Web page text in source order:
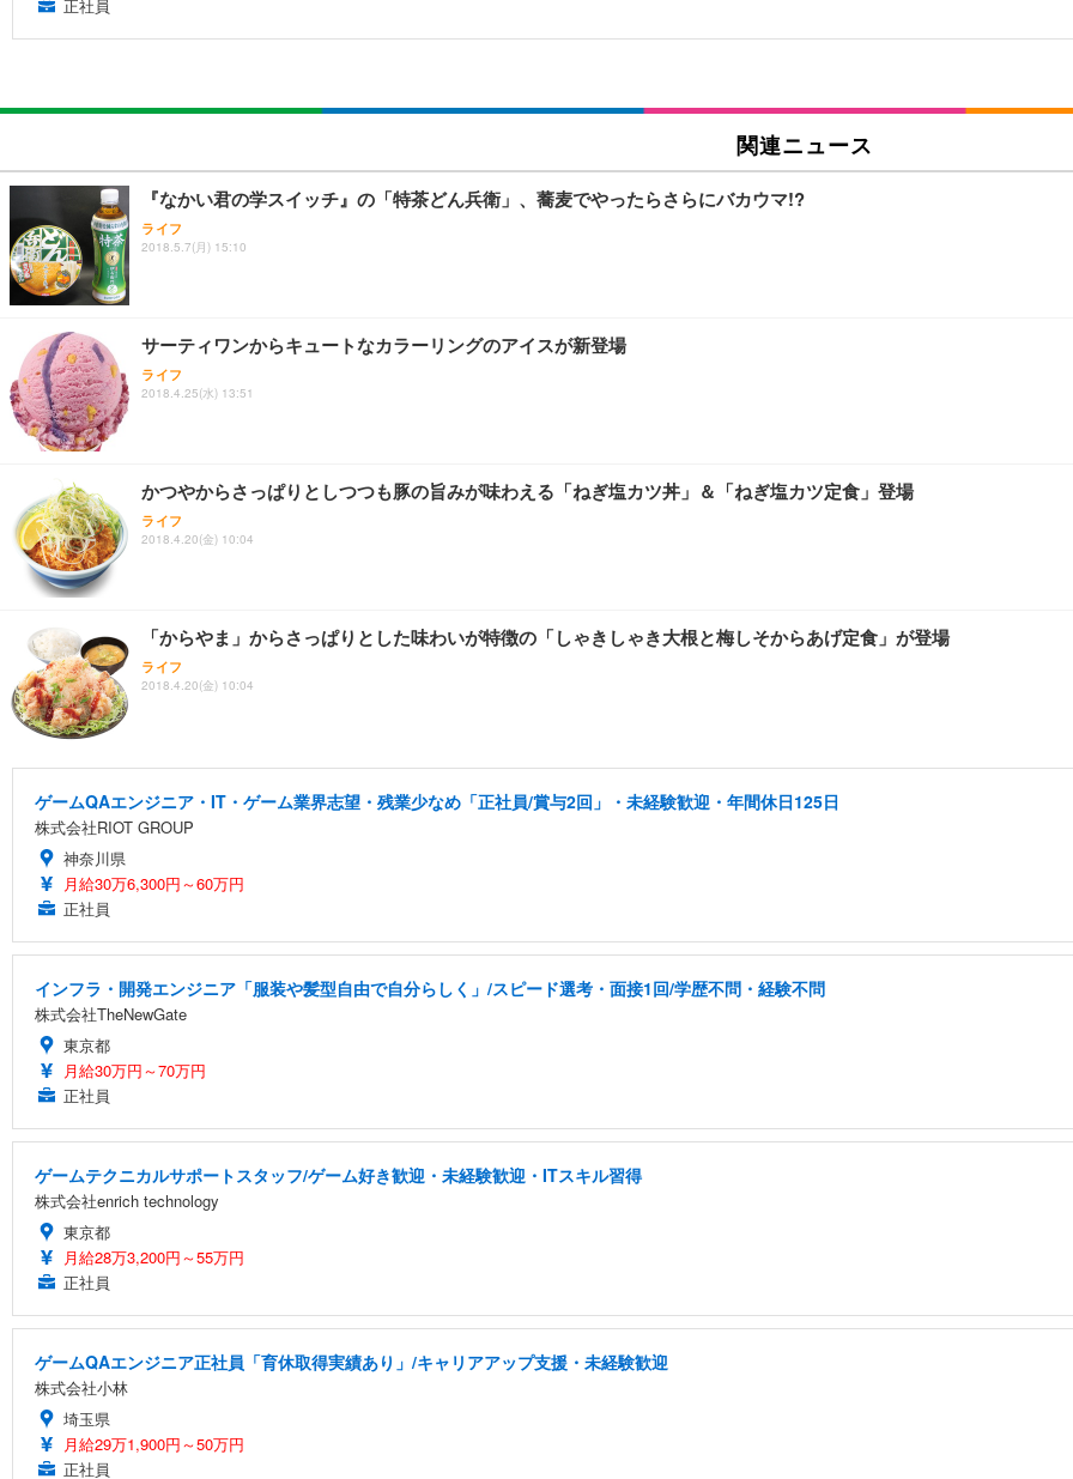
正社員
関連ニュース
『なかい君の学スイッチ』の「特茶どん兵衛」、蕎麦でやったらさらにバカウマ!?
ライフ
2018.5.7(月) 15:10
サーティワンからキュートなカラーリングのアイスが新登場
ライフ
2018.4.25(水) 13:51
かつやからさっぱりとしつつも豚の旨みが味わえる「ねぎ塩カツ丼」＆「ねぎ塩カツ定食」登場
ライフ
2018.4.20(金) 10:04
「からやま」からさっぱりとした味わいが特徴の「しゃきしゃき大根と梅しそからあげ定食」が登場
ライフ
2018.4.20(金) 10:04
ゲームQAエンジニア・IT・ゲーム業界志望・残業少なめ「正社員/賞与2回」・未経験歓迎・年間休日125日
株式会社RIOT GROUP
神奈川県
月給30万6,300円～60万円
正社員
インフラ・開発エンジニア「服装や髪型自由で自分らしく」/スピード選考・面接1回/学歴不問・経験不問
株式会社TheNewGate
東京都
月給30万円～70万円
正社員
ゲームテクニカルサポートスタッフ/ゲーム好き歓迎・未経験歓迎・ITスキル習得
株式会社enrich technology
東京都
月給28万3,200円～55万円
正社員
ゲームQAエンジニア正社員「育休取得実績あり」/キャリアアップ支援・未経験歓迎
株式会社小林
埼玉県
月給29万1,900円～50万円
正社員